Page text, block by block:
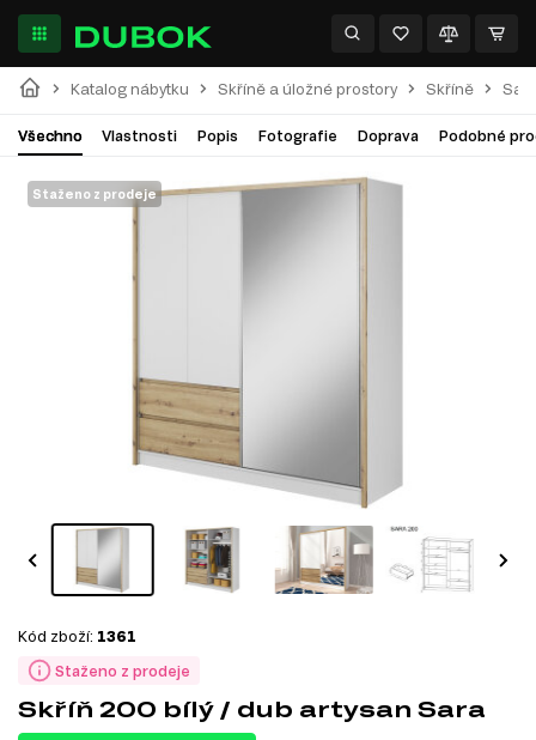
Katalog nábytku Skříně a úložné prostory Skříně
Všechno Vlastnosti Popis Fotografie Doprava Podobné
Staženo z prodeje
Staženo z prodeje
Kód zboží: 1361
Skříň 200 bílý / dub artysan Sara